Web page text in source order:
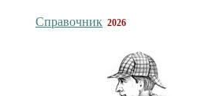
Справочник 2026